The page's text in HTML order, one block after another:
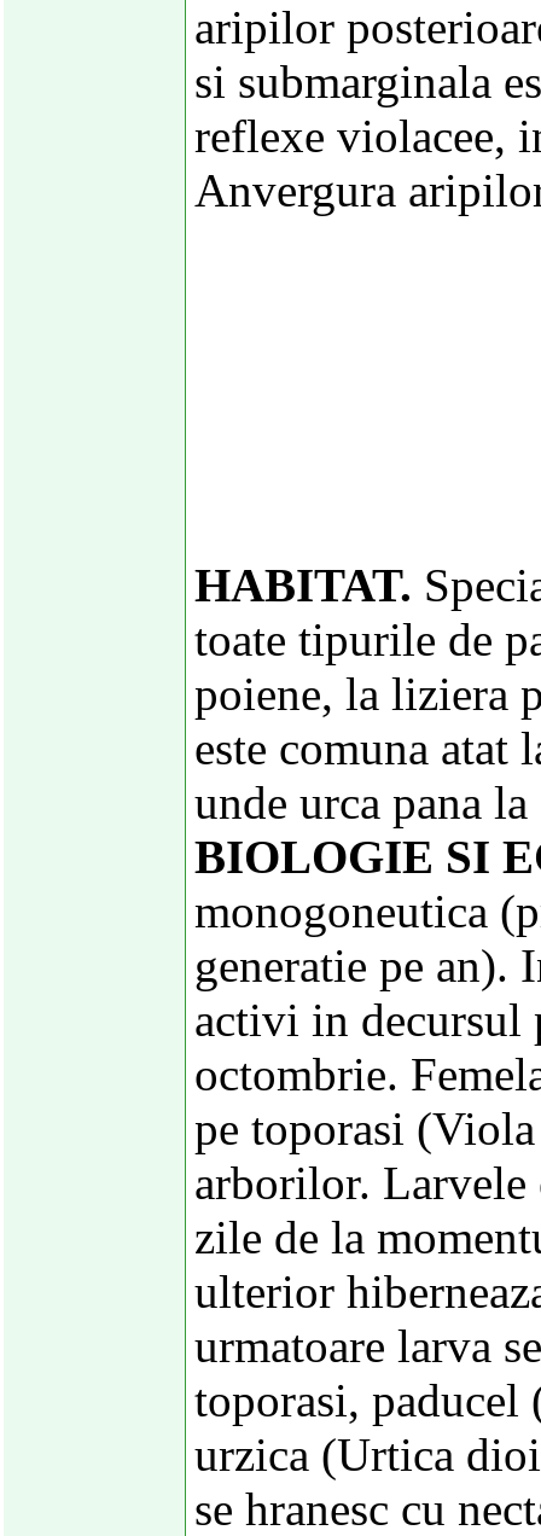
aripilor
si submarginala
reflexe violacee,
Anvergura
HABITAT.
toate tipurile de
poiene, la liziera
este comuna atat
unde urca pana
BIOLOGIE SI
monogoneutica
generatie pe
activi in decursul
octombrie.
pe toporasi
arborilor. Larvele
zile de la
ulterior
urmatoare larva
toporasi, paducel
urzica (Urtica
se hranesc cu